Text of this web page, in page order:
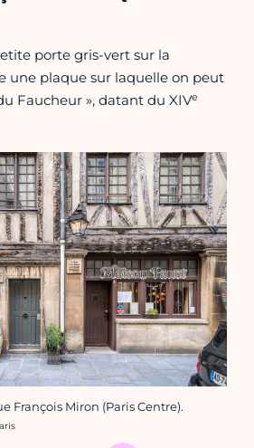
porte gris-vert sur la
une plaque sur laquelle on peut
Faucheur », datant du XIVe
François Miron (Paris Centre).